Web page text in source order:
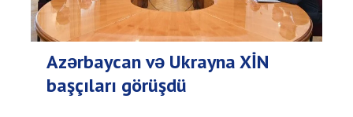
Azərbaycan və Ukrayna XİN
başçıları görüşdü